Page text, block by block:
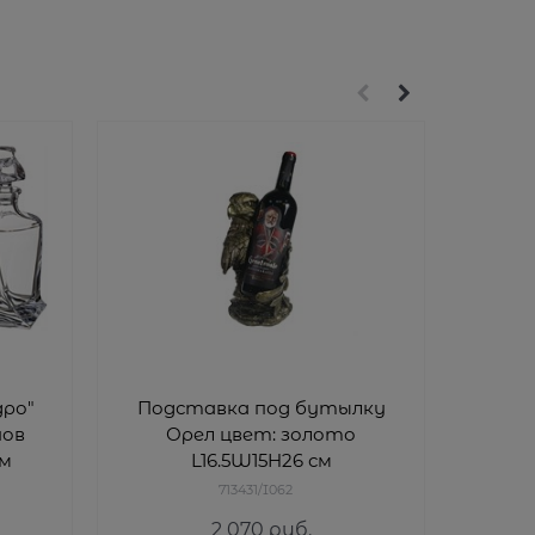
Подставка под бутылку
Орел цвет: золото
L16.5W15H26 см
713431/I062
2 070 руб.